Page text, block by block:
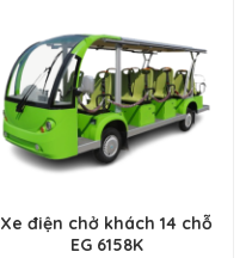
Xe điện chở khách 14 chỗ
EG 6158K